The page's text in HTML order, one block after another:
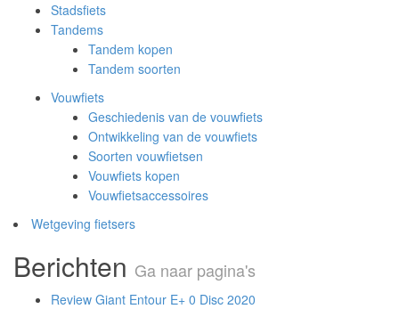
Stadsfiets
Tandems
Tandem kopen
Tandem soorten
Vouwfiets
Geschiedenis van de vouwfiets
Ontwikkeling van de vouwfiets
Soorten vouwfietsen
Vouwfiets kopen
Vouwfietsaccessoires
Wetgeving fietsers
Berichten Ga naar pagina's
Review Giant Entour E+ 0 Disc 2020